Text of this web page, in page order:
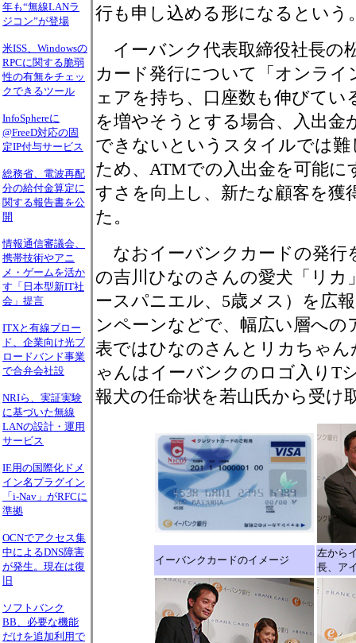
年も“無線LANラ
ジコン”が登場
米ISS、Windowsの
RPCに関する脆弱
性の有無をチェッ
クできるツール
InfoSphereに
@FreeD対応の固
定IP付与サービス
総務省、電波再配
分の給付金算定に
関する報告書を公
開
情報通信審議会、
携帯技術やアニ
メ・ゲームを活か
す「日本型新IT社
会」提言
ITXと有線ブロー
ド、企業向け光ブ
ロードバンド事業
で合弁会社設
NRIら、実証実験
に基づいた無線
LANの設計・運用
サービス
IE用の国際化ドメ
イン名プラグイン
「i-Nav」がRFCに
準拠
OCNでアクセス集
中によるDNS障害
が発生。現在は復
旧
ソフトバンク
BB、必要な機能
だけを追加利用で
行も申し込める形になるという
イーバンク代表取締役社長の
カード発行について「オンライ
ェアを持ち、口座数も伸びてい
を増やそうとする場合、入出金
できないというスタイルでは
ため、ATMでの入出金を可能
すさを向上し、新たな顧客を獲
た。
なおイーバンクカードの発行
の吉川ひなのさんの愛犬「リカ
ースパニエル、5歳メス）を広
ンペーンなどで、幅広い層へ
表ではひなのさんとリカちゃ
ゃんはイーバンクのロゴ入りT
報犬の任命状を若山氏から受け
イーバンクカードのイメージ
左から
長、ア